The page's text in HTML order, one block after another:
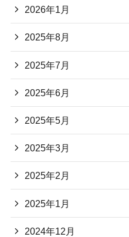
2026年1月
2025年8月
2025年7月
2025年6月
2025年5月
2025年3月
2025年2月
2025年1月
2024年12月